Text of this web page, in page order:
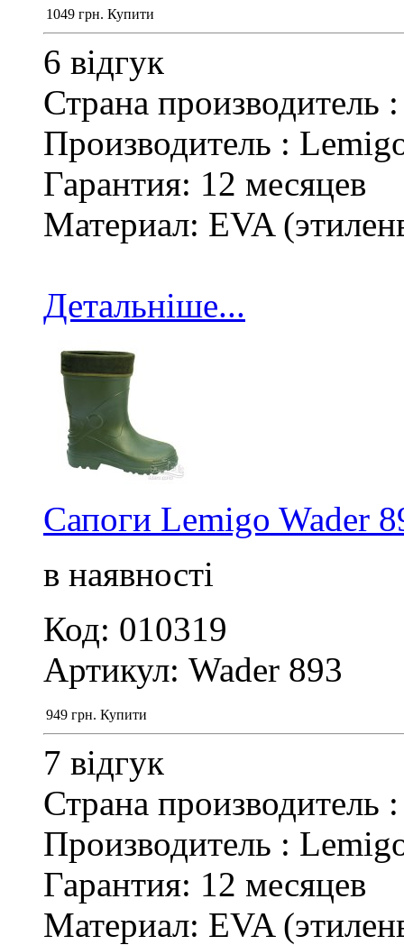
1049 грн. Купити
6 відгук
Страна производитель
Производитель :
Гарантия: 12 месяцев
Материал: EVA
Детальніше...
Сапоги Lemigo Wader
в наявності
Код: 010319
Артикул: Wader 893
949 грн. Купити
7 відгук
Страна производитель
Производитель :
Гарантия: 12 месяцев
Материал: EVA